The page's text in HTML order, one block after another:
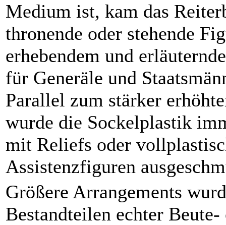
Medium ist, kam das
thronende oder stehende
erhebendem und
für Generäle und
Parallel zum stärker
wurde die Sockelplastik
mit Reliefs oder
Assistenzfiguren
Größere Arrangements
Bestandteilen echter Beute-